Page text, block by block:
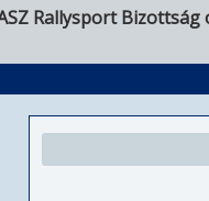
Rallysport Bizottság